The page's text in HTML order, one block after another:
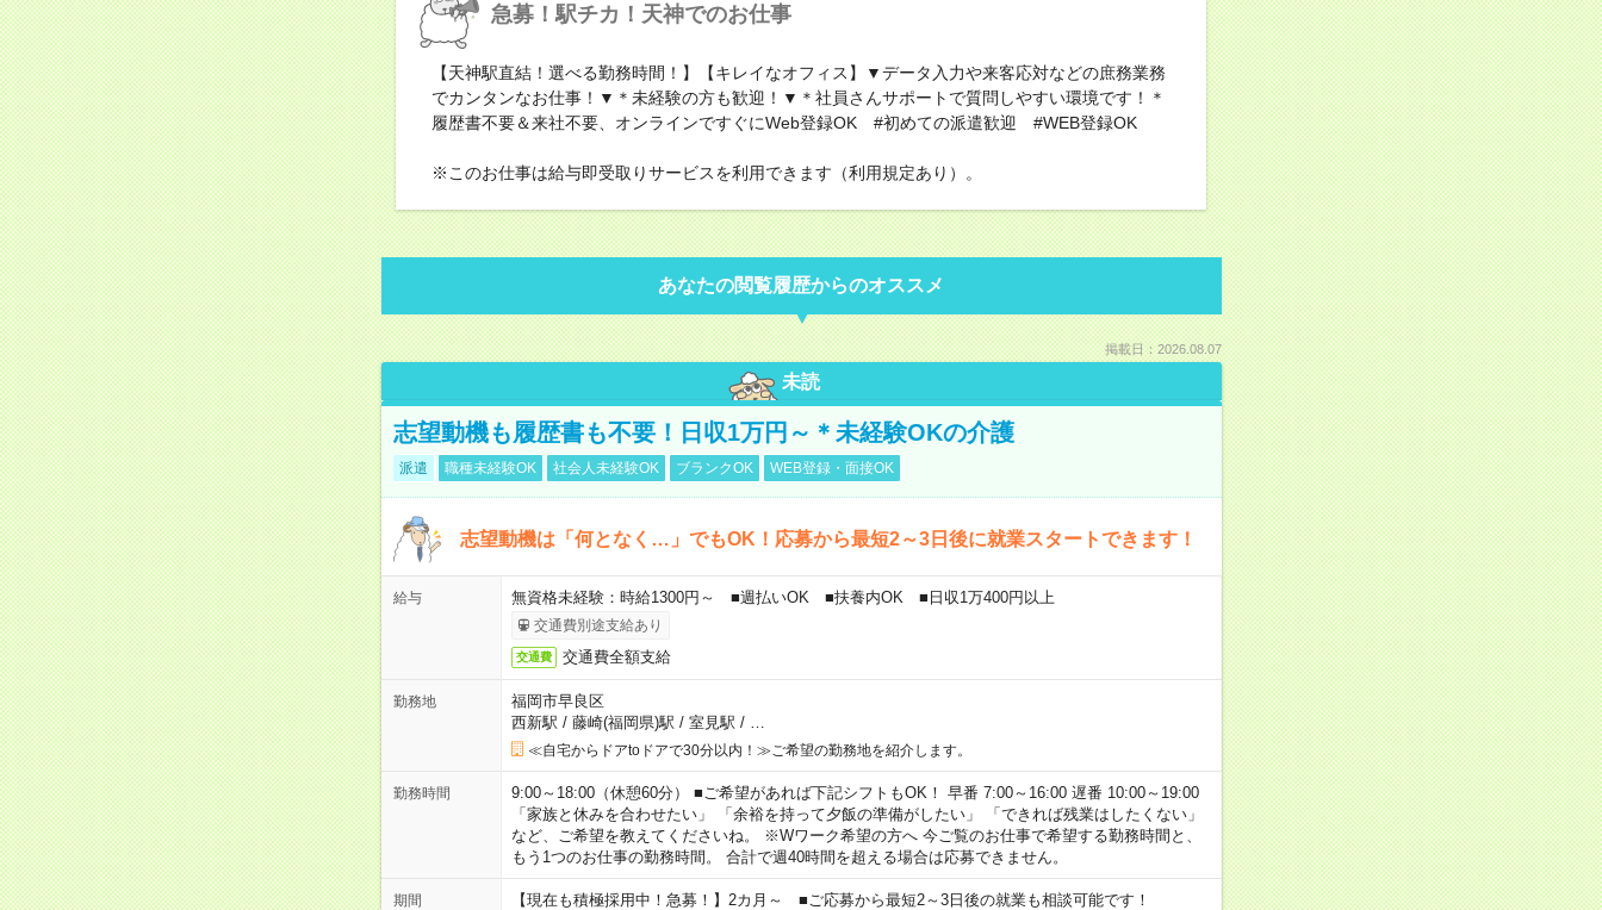
急募！駅チカ！天神でのお仕事
【天神駅直結！選べる勤務時間！】【キレイなオフィス】▼データ入力や来客応対などの庶務業務
でカンタンなお仕事！▼＊未経験の方も歓迎！▼＊社員さんサポートで質問しやすい環境です！＊
履歴書不要＆来社不要、オンラインですぐにWeb登録OK #初めての派遣歓迎 #WEB登録OK
※このお仕事は給与即受取りサービスを利用できます（利用規定あり）。
あなたの閲覧履歴からのオススメ
掲載日：2026.08.07
未読
志望動機も履歴書も不要！日収1万円～＊未経験OKの介護
派遣 職種未経験OK 社会人未経験OK ブランクOK WEB登録・面接OK
志望動機は「何となく…」でもOK！応募から最短2～3日後に就業スタートできます！
給与 無資格未経験：時給1300円～ ■週払いOK ■扶養内OK ■日収1万400円以上
交通費別途支給あり
交通費 交通費全額支給
勤務地
福岡市早良区
西新駅 / 藤崎(福岡県)駅 / 室見駅 /
≪自宅からドアtoドアで30分以内！≫ご希望の勤務地を紹介します。
勤務時間
9:00～18:00（休憩60分） ■ご希望があれば下記シフトもOK！ 早番 7:00～16:00 遅番 10:00～19:00
「家族と休みを合わせたい」 「余裕を持って夕飯の準備がしたい」 「できれば残業はしたくない」
など、ご希望を教えてくださいね。 ※Wワーク希望の方へ 今ご覧のお仕事で希望する勤務時間と、
もう1つのお仕事の勤務時間。 合計で週40時間を超える場合は応募できません。
期間 【現在も積極採用中！急募！】2カ月～ ■ご応募から最短2～3日後の就業も相談可能です！